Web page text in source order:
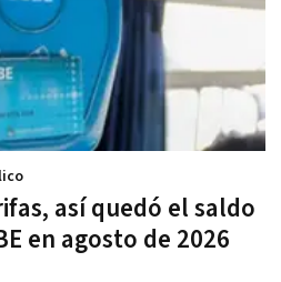
así quedó el saldo
en agosto de 2026